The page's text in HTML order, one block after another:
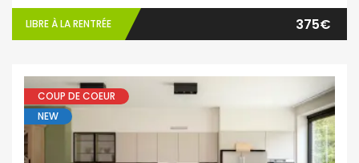
LIBRE À LA RENTRÉE 375€
COUP DE COEUR
NEW